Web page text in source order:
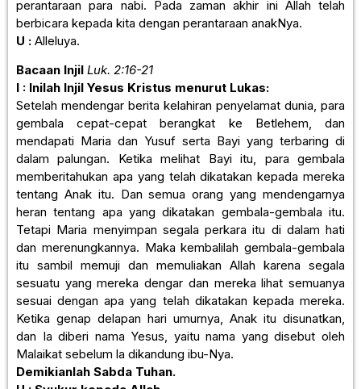
perantaraan para nabi. Pada zaman akhir ini Allah telah
berbicara kepada kita dengan perantaraan anakNya.
U : Alleluya.
Bacaan Injil Luk. 2:16-21
I : Inilah Injil Yesus Kristus menurut Lukas:
Setelah mendengar berita kelahiran penyelamat dunia, para
gembala cepat-cepat berangkat ke Betlehem, dan
mendapati Maria dan Yusuf serta Bayi yang terbaring di
dalam palungan. Ketika melihat Bayi itu, para gembala
memberitahukan apa yang telah dikatakan kepada mereka
tentang Anak itu. Dan semua orang yang mendengarnya
heran tentang apa yang dikatakan gembala-gembala itu.
Tetapi Maria menyimpan segala perkara itu di dalam hati
dan merenungkannya. Maka kembalilah gembala-gembala
itu sambil memuji dan memuliakan Allah karena segala
sesuatu yang mereka dengar dan mereka lihat semuanya
sesuai dengan apa yang telah dikatakan kepada mereka.
Ketika genap delapan hari umurnya, Anak itu disunatkan,
dan Ia diberi nama Yesus, yaitu nama yang disebut oleh
Malaikat sebelum la dikandung ibu-Nya.
Demikianlah Sabda Tuhan.